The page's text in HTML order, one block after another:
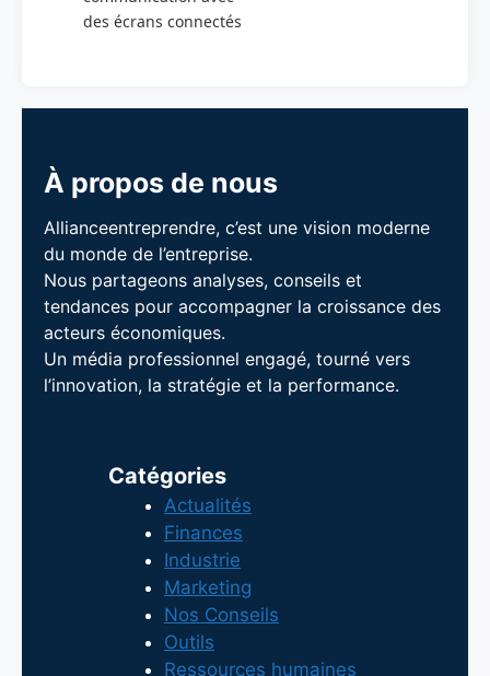
des écrans connectés
À propos de nous
Allianceentreprendre, c’est une vision moderne
du monde de l’entreprise.
Nous partageons analyses, conseils et
tendances pour accompagner la croissance des
acteurs économiques.
Un média professionnel engagé, tourné vers
l’innovation, la stratégie et la performance.
Catégories
Actualités
Finances
Industrie
Marketing
Nos Conseils
Outils
Ressources humaines